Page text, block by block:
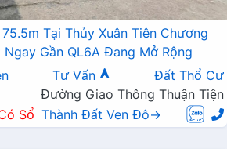
Tại Thủy Xuân Tiên Chương
Gần QL6A Đang Mở Rộng
Tư Vấn
Đất Thổ Cư
Đường Giao Thông Thuận Tiện
Sổ Thành Đất Ven Đô→